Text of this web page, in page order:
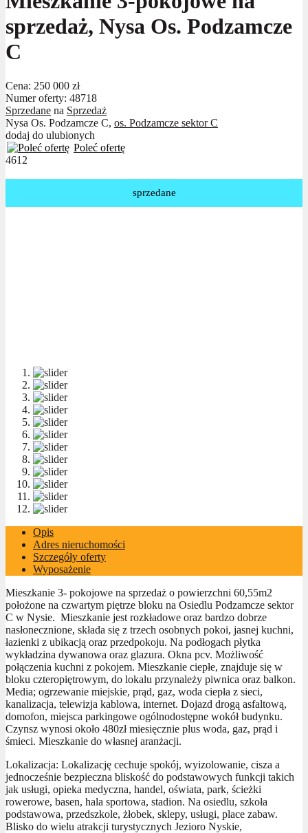
sprzedaż, Nysa Os. Podzamcze
C
Cena: 250 000 zł
Numer oferty: 48718
Sprzedane na Sprzedaż
Nysa Os. Podzamcze C, os. Podzamcze sektor C
dodaj do ulubionych
Poleć ofertę
4612
sprzedane
Opis
Adres nieruchomości
Szczegóły oferty
Wyposażenie
Mieszkanie 3- pokojowe na sprzedaż o powierzchni 60,55m2
położone na czwartym piętrze bloku na Osiedlu Podzamcze sektor
C w Nysie. Mieszkanie jest rozkładowe oraz bardzo dobrze
nasłonecznione, składa się z trzech osobnych pokoi, jasnej kuchni,
łazienki z ubikacją oraz przedpokoju. Na podłogach płytka
wykładzina dywanowa oraz glazura. Okna pcv. Możliwość
połączenia kuchni z pokojem. Mieszkanie ciepłe, znajduje się w
bloku czteropiętrowym, do lokalu przynależy piwnica oraz balkon.
Media; ogrzewanie miejskie, prąd, gaz, woda ciepła z sieci,
kanalizacja, telewizja kablowa, internet. Dojazd drogą asfaltową,
domofon, miejsca parkingowe ogólnodostępne wokół budynku.
Czynsz wynosi około 480zł miesięcznie plus woda, gaz, prąd i
śmieci. Mieszkanie do własnej aranżacji.
Lokalizacja: Lokalizację cechuje spokój, wyizolowanie, cisza a
jednocześnie bezpieczna bliskość do podstawowych funkcji takich
jak usługi, opieka medyczna, handel, oświata, park, ścieżki
rowerowe, basen, hala sportowa, stadion. Na osiedlu, szkoła
podstawowa, przedszkole, żłobek, sklepy, usługi, place zabaw.
Blisko do wielu atrakcji turystycznych Jezioro Nyskie,